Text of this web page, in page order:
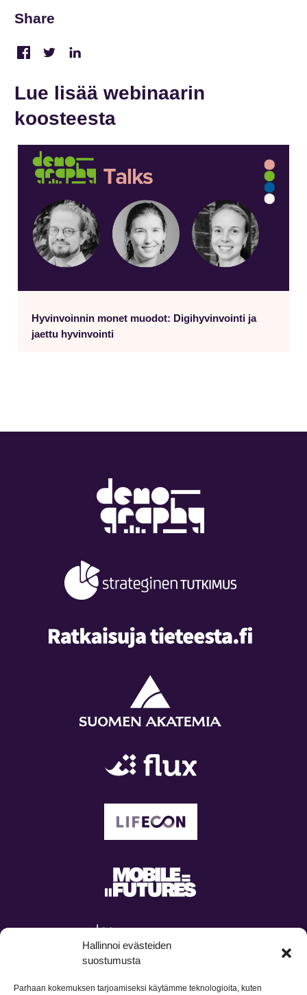
Hallinnoi evästeiden
suostumusta
Parhaan kokemuksen tarjoamiseksi käytämme teknologioita, kuten
Share
Lue lisää webinaarin
koosteesta
Hyvinvoinnin monet muodot: Digihyvinvointi ja
jaettu hyvinvointi